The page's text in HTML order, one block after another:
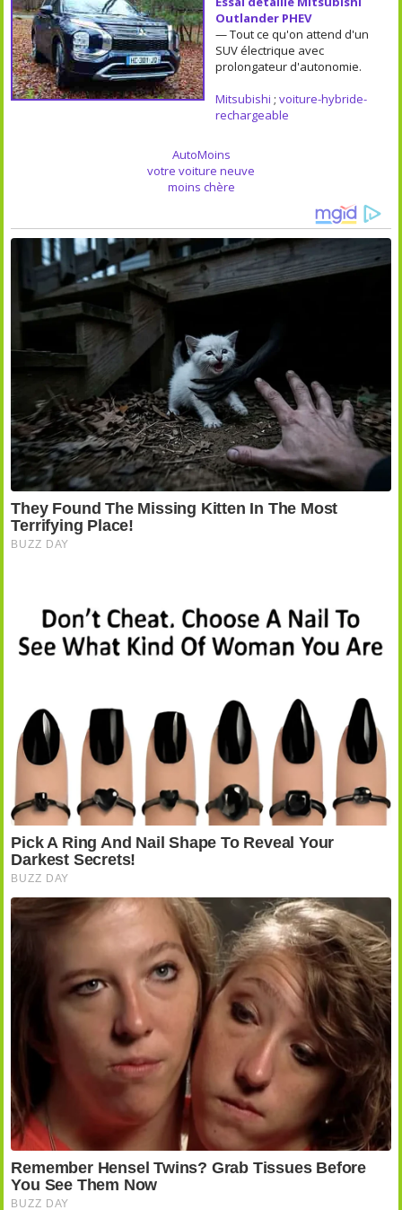
Outlander PHEV
— Tout ce qu'on attend d'un
SUV électrique avec
prolongateur d'autonomie.
Mitsubishi ; voiture-hybride-
rechargeable
AutoMoins
votre voiture neuve
moins chère